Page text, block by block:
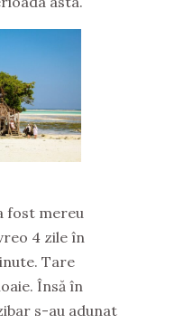
fost mereu
4 zile în
Tare
Însă în
s-au adunat